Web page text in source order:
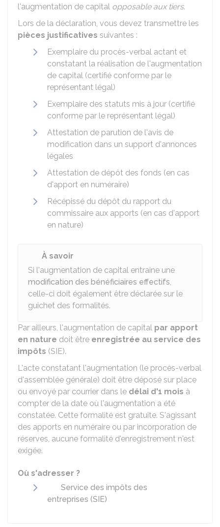
l'augmentation de capital opposable aux tiers.
Lors de la déclaration, vous devez transmettre les
pièces justificatives suivantes :
Exemplaire du procès-verbal actant et
constatant la réalisation de l'augmentation
de capital (certifié conforme par le
représentant légal)
Exemplaire des statuts mis à jour (certifié
conforme par le représentant légal)
Attestation de parution de l'avis de
modification dans un support d'annonces
légales
Attestation de dépôt des fonds (en cas
d'apport en numéraire)
Récépissé du dépôt du rapport du
commissaire aux apports (en cas d'apport
en nature)
À savoir
Si l'augmentation de capital entraine une
modification des bénéficiaires effectifs,
celle-ci doit également être déclarée sur le
guichet des formalités.
Par ailleurs, l'augmentation de capital par apport
en nature doit être enregistrée au service des
impôts (SIE).
L'acte constatant l'augmentation (le procès-verbal
d'assemblée générale) doit être déposé sur place
ou envoyé par courrier dans le délai d'1 mois à
compter de la date où l'augmentation a été
constatée. Cette formalité est gratuite. S'agissant
des apports en numéraire ou par incorporation de
réserves, aucune formalité d'enregistrement n'est
exigée.
Où s'adresser ?
Service des impôts des
entreprises (SIE)